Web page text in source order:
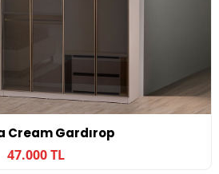
Cream Gardırop
47.000 TL